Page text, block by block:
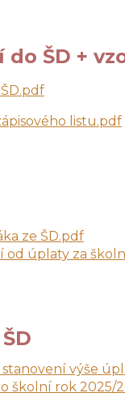
do ŠD +
listu.pdf
ze ŠD.pdf
od úplaty za
výše
školní rok 2025/